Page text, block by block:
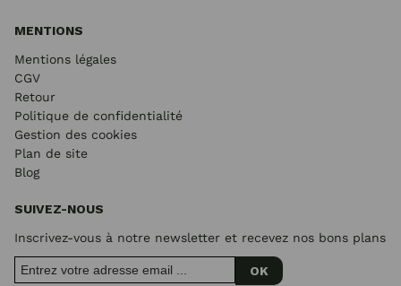
MENTIONS
Mentions légales
CGV
Retour
Politique de confidentialité
Gestion des cookies
Plan de site
Blog
SUIVEZ-NOUS
Inscrivez-vous à notre newsletter et recevez nos bons plans
OK